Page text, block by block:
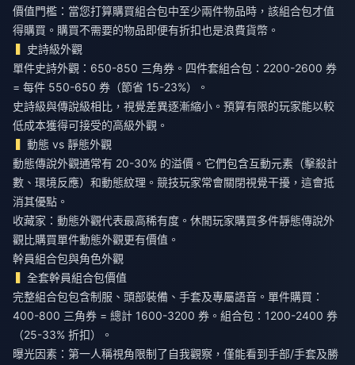
價值門檻：當您打算購買組合包中至少兩件物品時，該組合包才值
得購買。購買不需要的物品即便有折扣也是浪費貨幣。
史詩級外觀
單件史詩外觀：650-850 三角券。四件套組合包：2200-2600 券
= 每件 550-650 券（節省 15-23%）。
史詩級與傳說級相比，視覺差異逐漸縮小。預算有限的玩家能以較
低成本獲得可接受的高級外觀。
動態 vs 靜態外觀
動態傳說外觀通常有 20-30% 的溢價。它們包含互動元素（擊殺計
數、環境反應）和動態紋理。競技玩家常會關閉視覺干擾，這會抵
消其優點。
收藏家：動態外觀代表最高稀有度。休閒玩家購買多件靜態傳說外
觀比購買單件動態外觀更有價值。
幹員組合包與角色外觀
全套幹員組合包價值
完整組合包包含制服、頭部裝備、手套及專屬語音。單件購買：
400-800 三角券 = 總計 1600-3200 券。組合包：1200-2400 券
（25-33% 折扣）。
曝光因素：第一人稱視角限制了自我觀察，僅能看到手部/手套及勝